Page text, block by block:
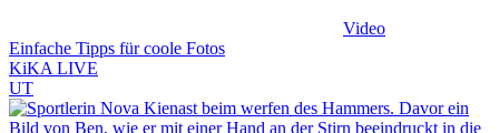
Video
Einfache Tipps für coole Fotos
KiKA LIVE
UT